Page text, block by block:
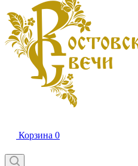
Корзина 0